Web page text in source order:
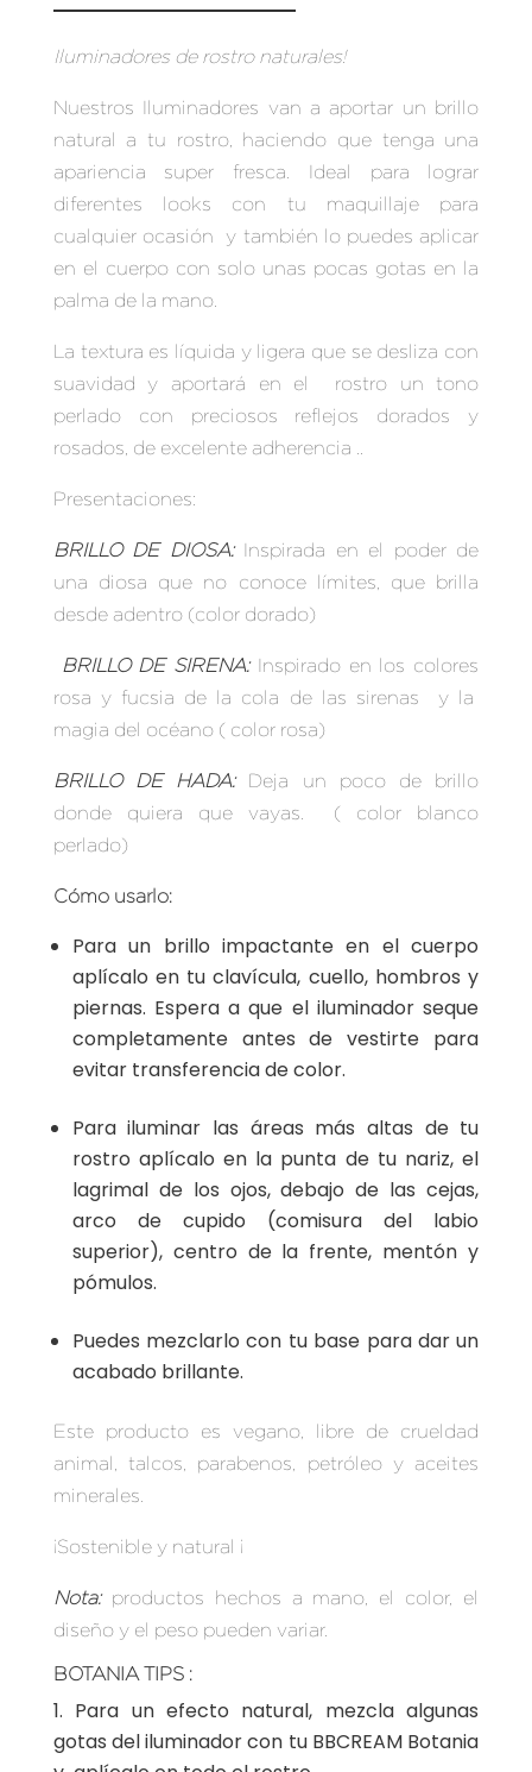
Iluminadores de rostro naturales!
Nuestros Iluminadores van a aportar un brillo
natural a tu rostro, haciendo que tenga una
apariencia super fresca. Ideal para lograr
diferentes looks con tu maquillaje para
cualquier ocasión y también lo puedes aplicar
en el cuerpo con solo unas pocas gotas en la
palma de la mano.
La textura es líquida y ligera que se desliza con
suavidad y aportará en el rostro un tono
perlado con preciosos reflejos dorados y
rosados, de excelente adherencia ..
Presentaciones:
BRILLO DE DIOSA:Inspirada en el poder de
una diosa que no conoce límites, que brilla
desde adentro(color dorado)
BRILLO DE SIRENA:Inspirado en los colores
rosa y fucsia de la cola de las sirenas y la
magia del océano ( color rosa)
BRILLO DE HADA:Deja un poco de brillo
donde quiera que vayas. ( color blanco
perlado)
Cómo usarlo:
Para un brillo impactante en el cuerpo
aplícalo en tu clavícula, cuello, hombros y
piernas. Espera a que el iluminador seque
completamente antes de vestirte para
evitar transferencia de color.
Para iluminar las áreas más altas de tu
rostro aplícalo en la punta de tu nariz, el
lagrimal de los ojos, debajo de las cejas,
arco de cupido (comisura del labio
superior), centro de la frente, mentón y
pómulos.
Puedes mezclarlo con tu base para dar un
acabado brillante.
Este producto es vegano, libre de crueldad
animal, talcos, parabenos, petróleo y aceites
minerales.
¡Sostenible y natural ¡
Nota:productos hechos a mano, el color, el
diseño y el peso pueden variar.
BOTANIA TIPS :
Para un efecto natural, mezcla algunas
gotas del iluminador con tu BBCREAM Botania